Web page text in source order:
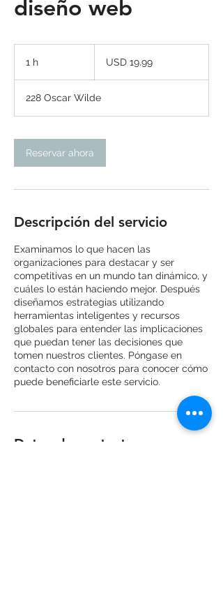
diseño web
1 h
estadounidenses
USD 19.99
228 Oscar Wilde
Reservar ahora
Descripción del servicio
Examinamos lo que hacen las
organizaciones para destacar y ser
competitivas en un mundo tan dinámico, y
cuáles lo están haciendo mejor. Después
diseñamos estrategias utilizando
herramientas inteligentes y recursos
globales para entender las implicaciones
que puedan tener las decisiones que
tomen nuestros clientes. Póngase en
contacto con nosotros para conocer cómo
puede beneficiarle este servicio.
Datos de contacto